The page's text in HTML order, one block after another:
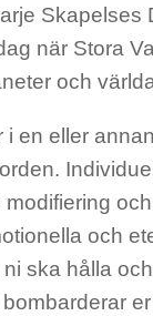
när Stora
och
en eller
och
ska hålla